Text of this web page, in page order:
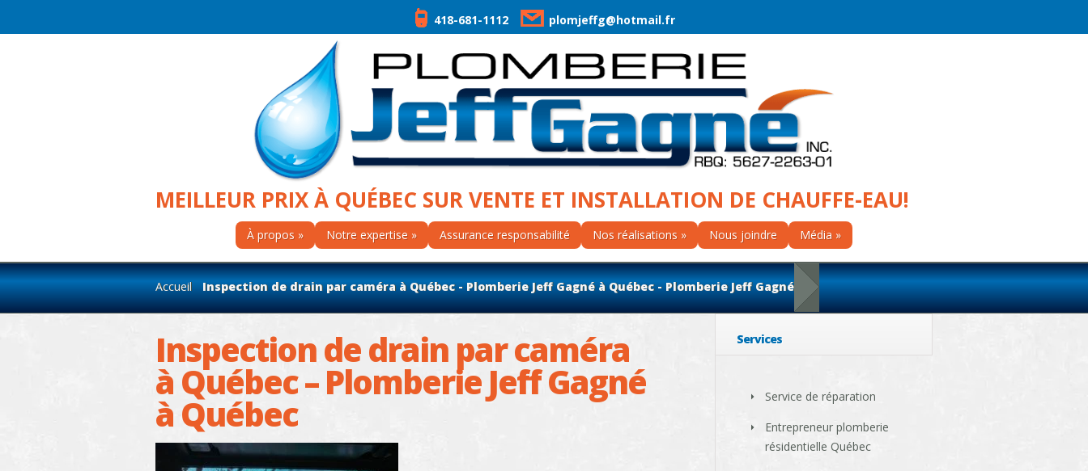
418-681-1112 plomjeffg@hotmail.fr
MEILLEUR PRIX À QUÉBEC SUR VENTE ET INSTALLATION DE CHAUFFE-EAU!
À propos Notre expertise Assurance responsabilité Nos réalisations Nous joindre Média
Accueil Inspection de drain par caméra à Québec - Plomberie Jeff Gagné à Québec - Plomberie Jeff Gagné
Inspection de drain par caméra
à Québec – Plomberie Jeff Gagné
à Québec
Services
Service de réparation
Entrepreneur plomberie
résidentielle Québec